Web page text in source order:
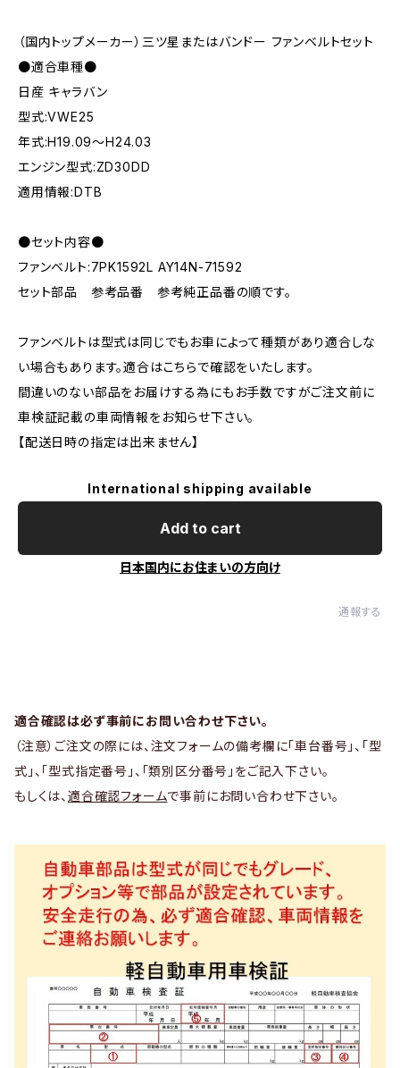
（国内トップメーカー）三ツ星またはバンドー ファンベルトセット
●適合車種●
日産 キャラバン
型式:VWE25
年式:H19.09～H24.03
エンジン型式:ZD30DD
適用情報:DTB
●セット内容●
ファンベルト:7PK1592L AY14N-71592
セット部品 参考品番 参考純正品番の順です。
ファンベルトは型式は同じでもお車によって種類があり適合しな
い場合もあります。適合はこちらで確認をいたします。
間違いのない部品をお届けする為にもお手数ですがご注文前に
車検証記載の車両情報をお知らせ下さい。
【配送日時の指定は出来ません】
International shipping available
Add to cart
日本国内にお住まいの方向け
通報する
適合確認は必ず事前にお問い合わせ下さい。
（注意）ご注文の際には、注文フォームの備考欄に「車台番号」、「型
式」、「型式指定番号」、「類別区分番号」をご記入下さい。
もしくは、 適合確認フォームで事前にお問い合わせ下さい。